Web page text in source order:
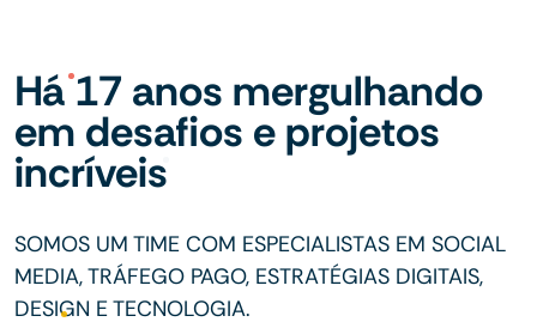
Há 17 anos mergulhando
em desafios e projetos
incríveis
SOMOS UM TIME COM ESPECIALISTAS EM SOCIAL
MEDIA, TRÁFEGO PAGO, ESTRATÉGIAS DIGITAIS,
DESIGN E TECNOLOGIA.